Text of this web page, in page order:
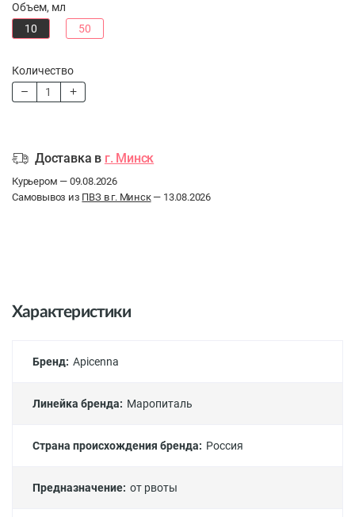
Объем, мл
10
50
Количество
Доставка в г. Минск
Курьером — 09.08.2026
Самовывоз из ПВЗ в г. Минск— 13.08.2026
Характеристики
Бренд: Apicenna
Линейка бренда: Маропиталь
Страна происхождения бренда: Россия
Предназначение: от рвоты